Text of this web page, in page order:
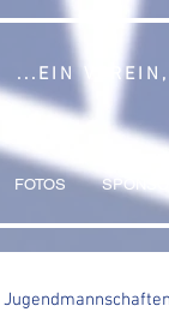
...EIN
FOTOS
Jugendmannschaften